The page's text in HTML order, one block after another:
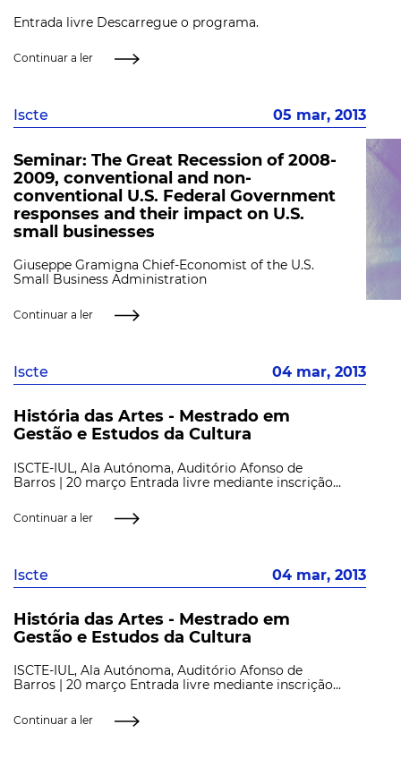
Entrada livre Descarregue o programa.
Continuar a ler
Iscte 05 mar, 2013
Seminar: The Great Recession of 2008-
2009, conventional and non-
conventional U.S. Federal Government
responses and their impact on U.S.
small businesses
Giuseppe Gramigna Chief-Economist of the U.S.
Small Business Administration
Continuar a ler
Iscte 04 mar, 2013
História das Artes - Mestrado em
Gestão e Estudos da Cultura
ISCTE-IUL, Ala Autónoma, Auditório Afonso de
Barros | 20 março Entrada livre mediante inscrição...
Continuar a ler
Iscte 04 mar, 2013
História das Artes - Mestrado em
Gestão e Estudos da Cultura
ISCTE-IUL, Ala Autónoma, Auditório Afonso de
Barros | 20 março Entrada livre mediante inscrição...
Continuar a ler